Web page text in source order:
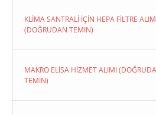
KLİMA SANTRALİ İÇİN HEPA FİLTRE
(DOĞRUDAN TEMIN)
MAKRO ELİSA HİZMET ALIMI
TEMIN)